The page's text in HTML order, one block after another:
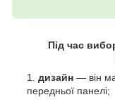
Під час
дизайн — він
передньої панелі;